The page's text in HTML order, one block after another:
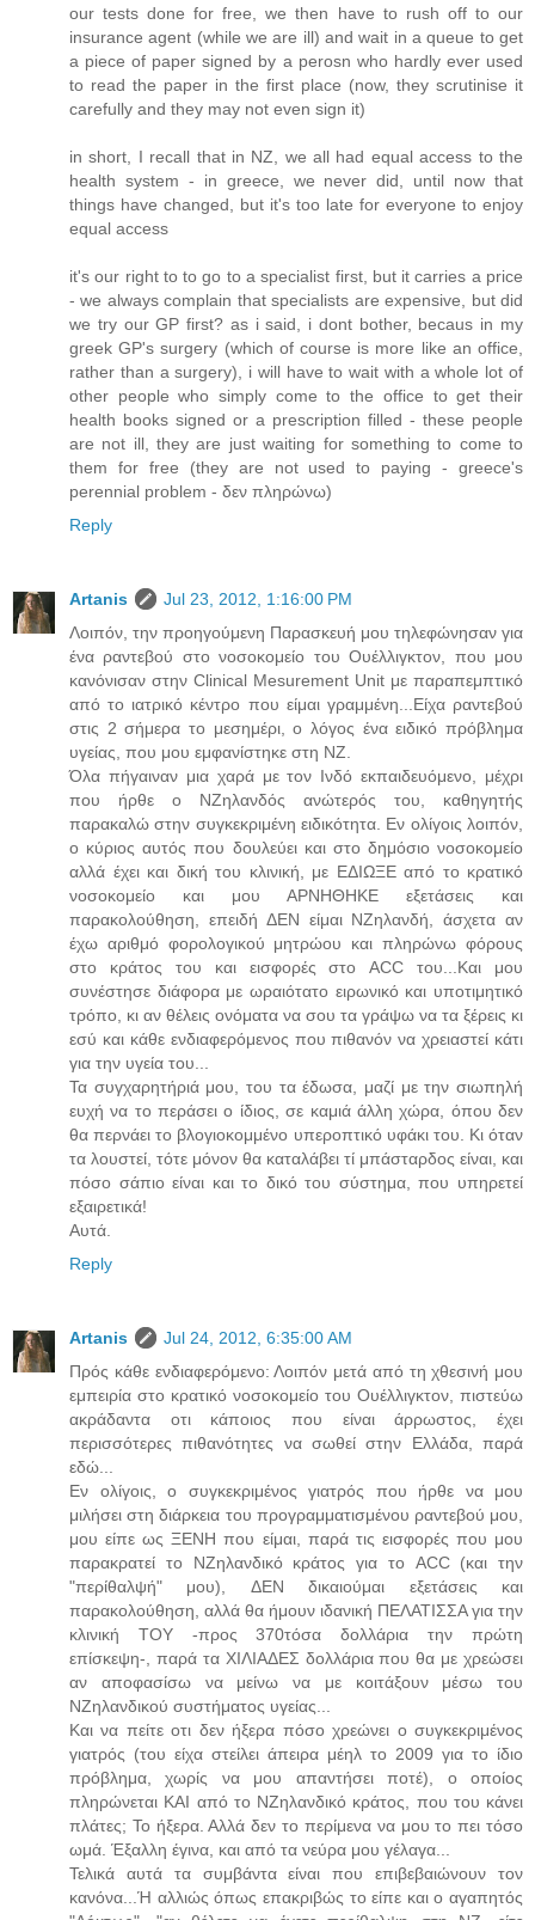
our tests done for free, we then have to rush off to our
insurance agent (while we are ill) and wait in a queue to get
a piece of paper signed by a perosn who hardly ever used
to read the paper in the first place (now, they scrutinise it
carefully and they may not even sign it)
in short, I recall that in NZ, we all had equal access to the
health system - in greece, we never did, until now that
things have changed, but it's too late for everyone to enjoy
equal access
it's our right to to go to a specialist first, but it carries a price
- we always complain that specialists are expensive, but did
we try our GP first? as i said, i dont bother, becaus in my
greek GP's surgery (which of course is more like an office,
rather than a surgery), i will have to wait with a whole lot of
other people who simply come to the office to get their
health books signed or a prescription filled - these people
are not ill, they are just waiting for something to come to
them for free (they are not used to paying - greece's
perennial problem - δεν πληρώνω)
Reply
Artanis
Jul 23, 2012, 1:16:00 PM
Λοιπόν, την προηγούμενη Παρασκευή μου τηλεφώνησαν για
ένα ραντεβού στο νοσοκομείο του Ουέλλιγκτον, που μου
κανόνισαν στην Clinical Mesurement Unit με παραπεμπτικό
από το ιατρικό κέντρο που είμαι γραμμένη...Είχα ραντεβού
στις 2 σήμερα το μεσημέρι, ο λόγος ένα ειδικό πρόβλημα
υγείας, που μου εμφανίστηκε στη ΝΖ.
Όλα πήγαιναν μια χαρά με τον Ινδό εκπαιδευόμενο, μέχρι
που ήρθε ο ΝΖηλανδός ανώτερός του, καθηγητής
παρακαλώ στην συγκεκριμένη ειδικότητα. Εν ολίγοις λοιπόν,
ο κύριος αυτός που δουλεύει και στο δημόσιο νοσοκομείο
αλλά έχει και δική του κλινική, με ΕΔΙΩΞΕ από το κρατικό
νοσοκομείο και μου ΑΡΝΗΘΗΚΕ εξετάσεις και
παρακολούθηση, επειδή ΔΕΝ είμαι ΝΖηλανδή, άσχετα αν
έχω αριθμό φορολογικού μητρώου και πληρώνω φόρους
στο κράτος του και εισφορές στο ACC του...Και μου
συνέστησε διάφορα με ωραιότατο ειρωνικό και υποτιμητικό
τρόπο, κι αν θέλεις ονόματα να σου τα γράψω να τα ξέρεις κι
εσύ και κάθε ενδιαφερόμενος που πιθανόν να χρειαστεί κάτι
για την υγεία του...
Τα συγχαρητήριά μου, του τα έδωσα, μαζί με την σιωπηλή
ευχή να το περάσει ο ίδιος, σε καμιά άλλη χώρα, όπου δεν
θα περνάει το βλογιοκομμένο υπεροπτικό υφάκι του. Κι όταν
τα λουστεί, τότε μόνον θα καταλάβει τί μπάσταρδος είναι, και
πόσο σάπιο είναι και το δικό του σύστημα, που υπηρετεί
εξαιρετικά!
Αυτά.
Reply
Artanis
Jul 24, 2012, 6:35:00 AM
Πρός κάθε ενδιαφερόμενο: Λοιπόν μετά από τη χθεσινή μου
εμπειρία στο κρατικό νοσοκομείο του Ουέλλιγκτον, πιστεύω
ακράδαντα οτι κάποιος που είναι άρρωστος, έχει
περισσότερες πιθανότητες να σωθεί στην Ελλάδα, παρά
εδώ...
Εν ολίγοις, ο συγκεκριμένος γιατρός που ήρθε να μου
μιλήσει στη διάρκεια του προγραμματισμένου ραντεβού μου,
μου είπε ως ΞΕΝΗ που είμαι, παρά τις εισφορές που μου
παρακρατεί το ΝΖηλανδικό κράτος για το ACC (και την
"περίθαλψή" μου), ΔΕΝ δικαιούμαι εξετάσεις και
παρακολούθηση, αλλά θα ήμουν ιδανική ΠΕΛΑΤΙΣΣΑ για την
κλινική ΤΟΥ -προς 370τόσα δολλάρια την πρώτη
επίσκεψη-, παρά τα ΧΙΛΙΑΔΕΣ δολλάρια που θα με χρεώσει
αν αποφασίσω να μείνω να με κοιτάξουν μέσω του
ΝΖηλανδικού συστήματος υγείας...
Και να πείτε οτι δεν ήξερα πόσο χρεώνει ο συγκεκριμένος
γιατρός (του είχα στείλει άπειρα μέηλ το 2009 για το ίδιο
πρόβλημα, χωρίς να μου απαντήσει ποτέ), ο οποίος
πληρώνεται ΚΑΙ από το ΝΖηλανδικό κράτος, που του κάνει
πλάτες; Το ήξερα. Αλλά δεν το περίμενα να μου το πει τόσο
ωμά. Έξαλλη έγινα, και από τα νεύρα μου γέλαγα...
Τελικά αυτά τα συμβάντα είναι που επιβεβαιώνουν τον
κανόνα...Ή αλλιώς όπως επακριβώς το είπε και ο αγαπητός